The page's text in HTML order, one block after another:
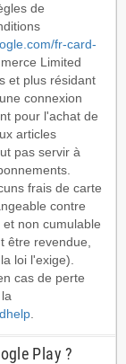
de
fr-card-
Limited
et plus résidant
connexion
pour l'achat de
articles
pas servir à
frais de carte
contre
non cumulable
être revendue,
loi l'exige).
cas de perte
Play ?